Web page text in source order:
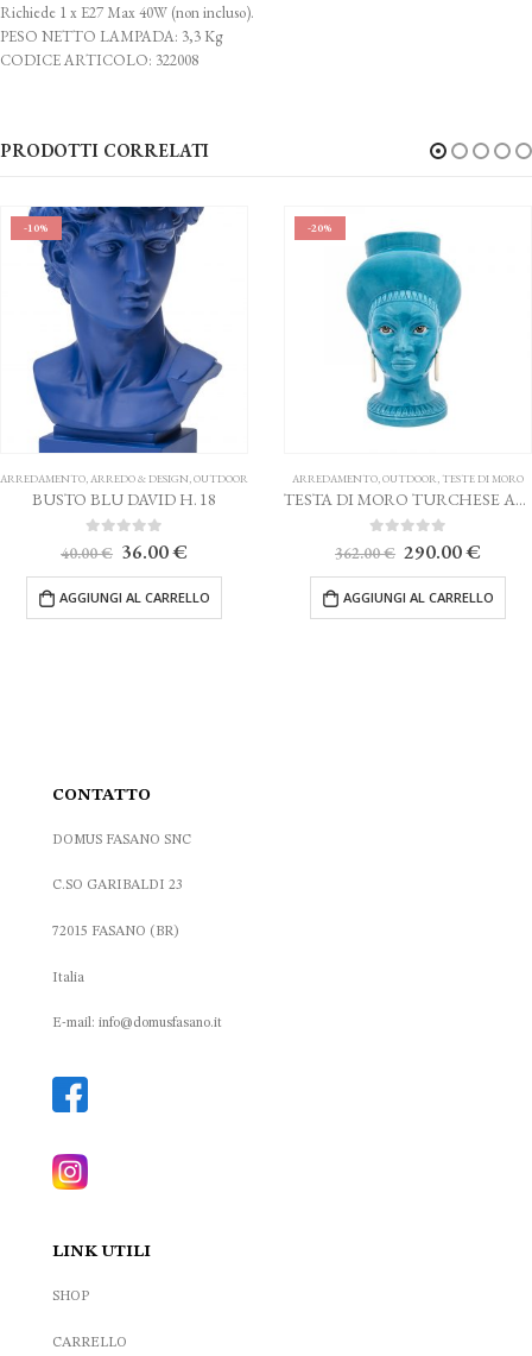
Richiede 1 x E27 Max 40W (non incluso).
PESO NETTO LAMPADA: 3,3 Kg
CODICE ARTICOLO: 322008
PRODOTTI CORRELATI
-10%
ARREDAMENTO,ARREDO & DESIGN,OUTDOOR
BUSTO BLU DAVID H. 18
Su 5
40.00€ Il
originale
era:
40.00 €.
36.00€Il
attuale
è:
36.00 €.
AGGIUNGI AL CARRELLO
-20%
ARREDAMENTO,OUTDOOR,TESTE DI MORO
TESTA DI MORO TURCHESE AGAREN CALTAGIRONE H. 38 cm.
Su 5
362.00€ Il
originale
era:
362.00 €.
290.00€Il
è:
AGGIUNGI AL CARRELLO
CONTATTO
DOMUS FASANO SNC
C.SO GARIBALDI 23
72015 FASANO (BR)
Italia
E-mail: info@domusfasano.it
LINK UTILI
SHOP
CARRELLO